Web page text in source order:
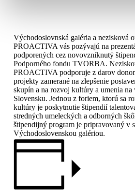
Východoslovnská galéria a nezisková
PROACTIVA vás pozývajú na
podporených cez novovzniknutý
Podporného fondu TVORBA.
PROACTIVA podporuje z darov
projekty zamerané na zlepšenie
skupín a na rozvoj kultúry a umenia na
Slovensku. Jednou z foriem, ktorú sa
kultúry je poskytnutie štipendií
stredných umeleckých a odborných
štipendijný program je pripravovaný v
Východoslovenskou galériou.